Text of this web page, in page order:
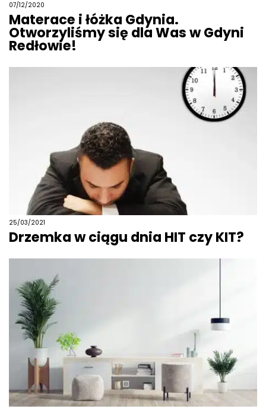
07/12/2020
Materace i łóżka Gdynia.
Otworzyliśmy się dla Was w Gdyni
Redłowie!
25/03/2021
Drzemka w ciągu dnia HIT czy KIT?